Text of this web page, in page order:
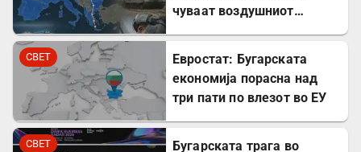
чуваат воздушниот
СВЕТ
Евростат: Бугарската
економија порасна над
три пати по влезот во ЕУ
СВЕТ
Бугарската трага во